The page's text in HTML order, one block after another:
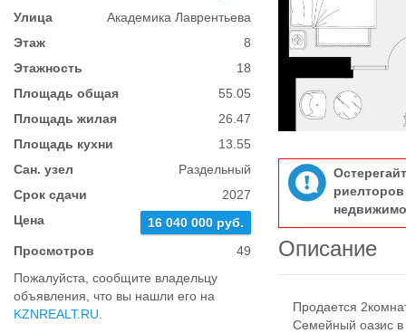
Улица
Академика Лаврентьева
Этаж
8
Этажность
18
Площадь общая
55.05
Площадь жилая
26.47
Площадь кухни
13.55
Сан. узел
Раздельный
Срок сдачи
2027
Цена
16 040 000 руб.
Просмотров
49
Пожалуйста, сообщите владельцу
объявления, что вы нашли его на
KZNREALT.RU
Описание
Продается
Семейный оазис в